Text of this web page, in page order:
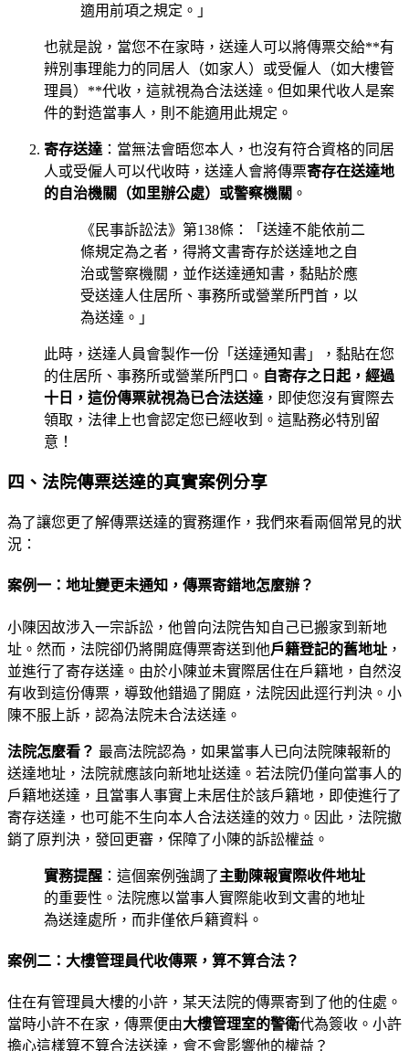
適用前項之規定。」
也就是說，當您不在家時，送達人可以將傳票交給**有
辨別事理能力的同居人（如家人）或受僱人（如大樓管
理員）**代收，這就視為合法送達。但如果代收人是案
件的對造當事人，則不能適用此規定。
寄存送達 ：當無法會晤您本人，也沒有符合資格的同居
人或受僱人可以代收時，送達人會將傳票寄存在送達地
的自治機關（如里辦公處）或警察機關 。
《民事訴訟法》第138條：「送達不能依前二
條規定為之者，得將文書寄存於送達地之自
治或警察機關，並作送達通知書，黏貼於應
受送達人住居所、事務所或營業所門首，以
為送達。」
此時，送達人員會製作一份「送達通知書」，黏貼在您
的住居所、事務所或營業所門口。 自寄存之日起，經過
十日，這份傳票就視為已合法送達 ，即使您沒有實際去
領取，法律上也會認定您已經收到。這點務必特別留
意！
四、法院傳票送達的真實案例分享
為了讓您更了解傳票送達的實務運作，我們來看兩個常見的狀
況：
案例一：地址變更未通知，傳票寄錯地怎麼辦？
小陳因故涉入一宗訴訟，他曾向法院告知自己已搬家到新地
址。然而，法院卻仍將開庭傳票寄送到他戶籍登記的舊地址 ，
並進行了寄存送達。由於小陳並未實際居住在戶籍地，自然沒
有收到這份傳票，導致他錯過了開庭，法院因此逕行判決。小
陳不服上訴，認為法院未合法送達。
法院怎麼看？ 最高法院認為，如果當事人已向法院陳報新的
送達地址，法院就應該向新地址送達。若法院仍僅向當事人的
戶籍地送達，且當事人事實上未居住於該戶籍地，即使進行了
寄存送達，也可能不生向本人合法送達的效力。因此，法院撤
銷了原判決，發回更審，保障了小陳的訴訟權益。
實務提醒 ：這個案例強調了主動陳報實際收件地址
的重要性。法院應以當事人實際能收到文書的地址
為送達處所，而非僅依戶籍資料。
案例二：大樓管理員代收傳票，算不算合法？
住在有管理員大樓的小許，某天法院的傳票寄到了他的住處。
當時小許不在家，傳票便由大樓管理室的警衛代為簽收。小許
擔心這樣算不算合法送達，會不會影響他的權益？